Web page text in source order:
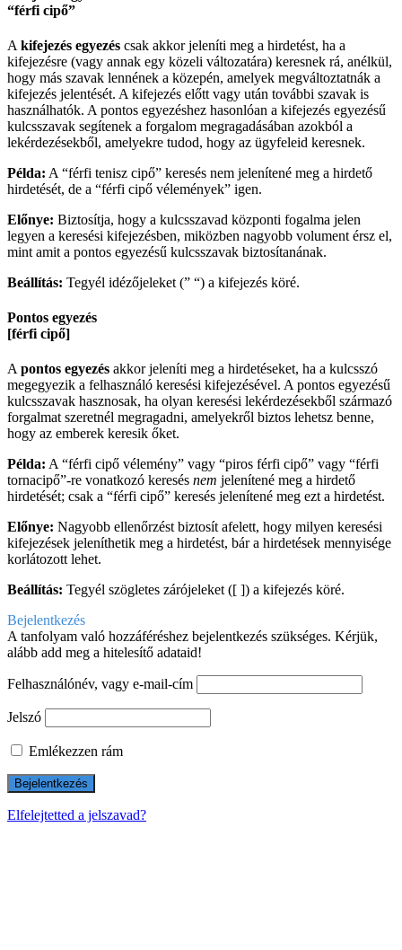
“férfi cipő”
A kifejezés egyezés csak akkor jeleníti meg a hirdetést, ha a
kifejezésre (vagy annak egy közeli változatára) keresnek rá, anélkül,
hogy más szavak lennének a közepén, amelyek megváltoztatnák a
kifejezés jelentését. A kifejezés előtt vagy után további szavak is
használhatók. A pontos egyezéshez hasonlóan a kifejezés egyezésű
kulcsszavak segítenek a forgalom megragadásában azokból a
lekérdezésekből, amelyekre tudod, hogy az ügyfeleid keresnek.
Példa: A “férfi tenisz cipő” keresés nem jelenítené meg a hirdető
hirdetését, de a “férfi cipő vélemények” igen.
Előnye: Biztosítja, hogy a kulcsszavad központi fogalma jelen
legyen a keresési kifejezésben, miközben nagyobb volument érsz el,
mint amit a pontos egyezésű kulcsszavak biztosítanának.
Beállítás: Tegyél idézőjeleket (” “) a kifejezés köré.
Pontos egyezés
[férfi cipő]
A pontos egyezés akkor jeleníti meg a hirdetéseket, ha a kulcsszó
megegyezik a felhasználó keresési kifejezésével. A pontos egyezésű
kulcsszavak hasznosak, ha olyan keresési lekérdezésekből származó
forgalmat szeretnél megragadni, amelyekről biztos lehetsz benne,
hogy az emberek keresik őket.
Példa: A “férfi cipő vélemény” vagy “piros férfi cipő” vagy “férfi
tornacipő”-re vonatkozó keresés nem jelenítené meg a hirdető
hirdetését; csak a “férfi cipő” keresés jelenítené meg ezt a hirdetést.
Előnye: Nagyobb ellenőrzést biztosít afelett, hogy milyen keresési
kifejezések jeleníthetik meg a hirdetést, bár a hirdetések mennyisége
korlátozott lehet.
Beállítás: Tegyél szögletes zárójeleket ([ ]) a kifejezés köré.
Bejelentkezés
A tanfolyam való hozzáféréshez bejelentkezés szükséges. Kérjük,
alább add meg a hitelesítő adataid!
Felhasználónév, vagy e-mail-cím
Jelszó
Emlékezzen rám
Elfelejtetted a jelszavad?